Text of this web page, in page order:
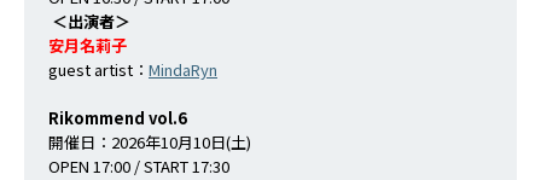
＜出演者＞
安月名莉子
guest artist： MindaRyn
Rikommend vol.6
開催日：2026年10月10日(土)
OPEN 17:00 / START 17:30